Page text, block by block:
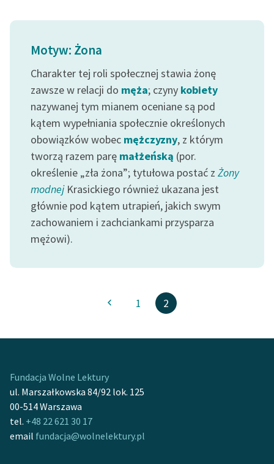
Motyw: Żona
Charakter tej roli społecznej stawia żonę
zawsze w relacji do męża; czyny kobiety
nazywanej tym mianem oceniane są pod
kątem wypełniania społecznie określonych
obowiązków wobec mężczyzny, z którym
tworzą razem parę małżeńską (por.
określenie „zła żona”; tytułowa postać z Żony
modnejKrasickiego również ukazana jest
głównie pod kątem utrapień, jakich swym
zachowaniem i zachciankami przysparza
mężowi).
1 2
Fundacja Wolne Lektury
ul. Marszałkowska 84/92 lok. 125
00-514 Warszawa
tel. +48 22 621 30 17
email fundacja@wolnelektury.pl